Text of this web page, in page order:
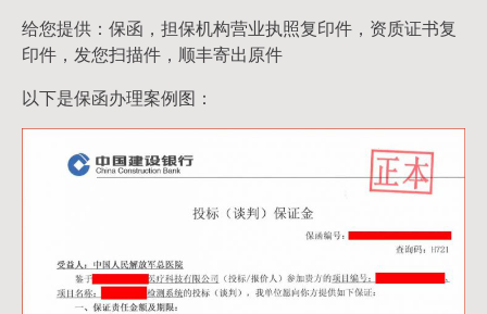
给您提供：保函，担保机构营业执照复印件，资质证书复
印件，发您扫描件，顺丰寄出原件
以下是保函办理案例图：